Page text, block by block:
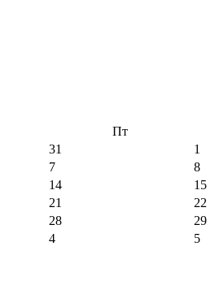
Пт
31
1
7
8
14
15
21
22
28
29
4
5